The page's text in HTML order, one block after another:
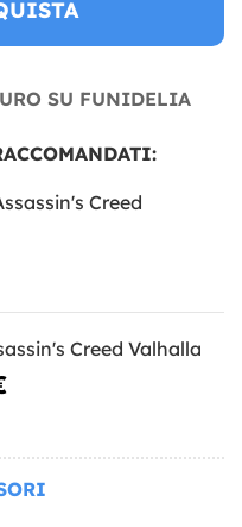
SU FUNIDELIA
Creed
Creed Valhalla